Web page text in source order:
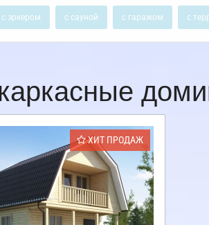
с эркером с сауной с гаражом с
ХИТ ПРОДАЖ